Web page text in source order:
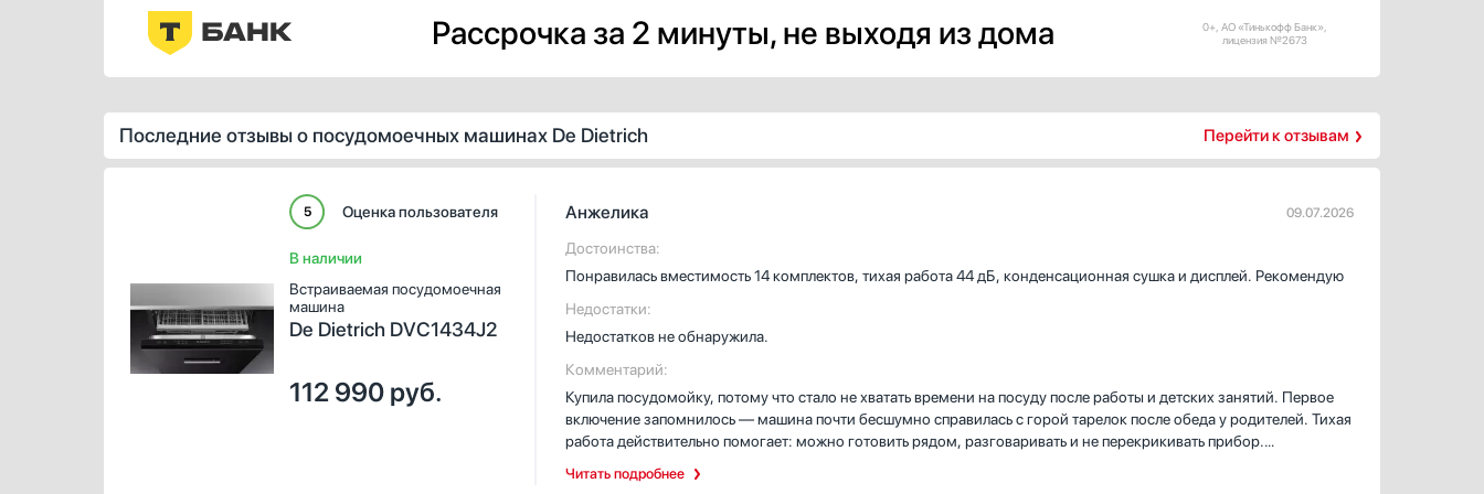
Рассрочка за 2 минуты, не выходя из дома
0+, АО «Тинькофф Банк»,
лицензия №2673
Последние отзывы о посудомоечных машинах De Dietrich Перейти к отзывам
5 Оценка пользователя
В наличии
Встраиваемая посудомоечная
машина
De Dietrich DVC1434J2
112 990 руб.
Читать подробнее
Анжелика 09.07.2026
Достоинства:
Понравилась вместимость 14 комплектов, тихая работа 44 дБ, конденсационная сушка и дисплей. Рекомендую
Недостатки:
Недостатков не обнаружила.
Комментарий:
Купила посудомойку, потому что стало не хватать времени на посуду после работы и детских занятий. Первое
включение запомнилось — машина почти бесшумно справилась с горой тарелок после обеда у родителей. Тихая
работа действительно помогает: можно готовить рядом, разговаривать и не перекрикивать прибор.
ставлю и глубокие миски, и бокалы.